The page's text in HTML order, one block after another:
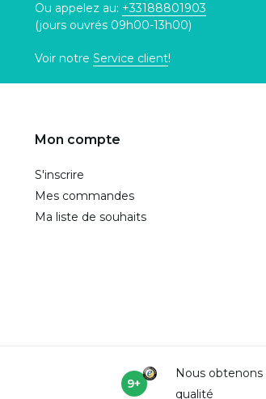
Ou appelez au: +33188801903
(jours ouvrés 09h00-13h00)
Voir notre Service client!
Mon compte
S'inscrire
Mes commandes
Ma liste de souhaits
9+
Nous obtenons
qualité